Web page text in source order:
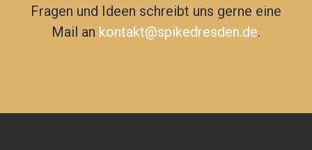
Fragen und Ideen schreibt uns gerne eine
Mail an kontakt@spikedresden.de.